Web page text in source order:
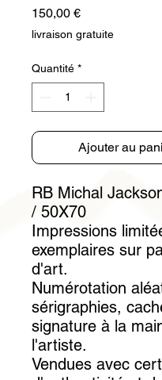
150,00 €Prix
livraison gratuite
Quantité *
Ajouter au
RB Michal
/ 50X70
Impressions
exemplaires sur
d'art.
Numérotation
sérigraphies,
signature à la
l'artiste.
Vendues avec